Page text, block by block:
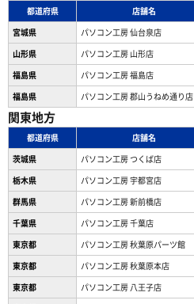
都道府県 店舗名
宮城県
パソコン工房 仙台泉店
山形県
パソコン工房 山形店
福島県
パソコン工房 福島店
福島県
パソコン工房 郡山うねめ通り店
関東地方
都道府県 店舗名
茨城県
パソコン工房 つくば店
栃木県
パソコン工房 宇都宮店
群馬県
パソコン工房 新前橋店
千葉県
パソコン工房 千葉店
東京都
パソコン工房 秋葉原パーツ館
東京都
パソコン工房 秋葉原本店
東京都
パソコン工房 八王子店